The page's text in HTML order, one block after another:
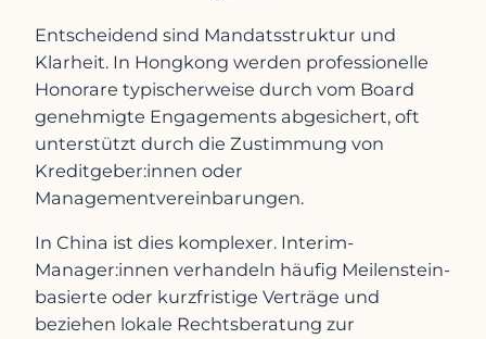
Entscheidend sind Mandatsstruktur und
Klarheit. In Hongkong werden professionelle
Honorare typischerweise durch vom Board
genehmigte Engagements abgesichert, oft
unterstützt durch die Zustimmung von
Kreditgeber:innen oder
Managementvereinbarungen.
In China ist dies komplexer. Interim-
Manager:innen verhandeln häufig Meilenstein-
basierte oder kurzfristige Verträge und
beziehen lokale Rechtsberatung zur